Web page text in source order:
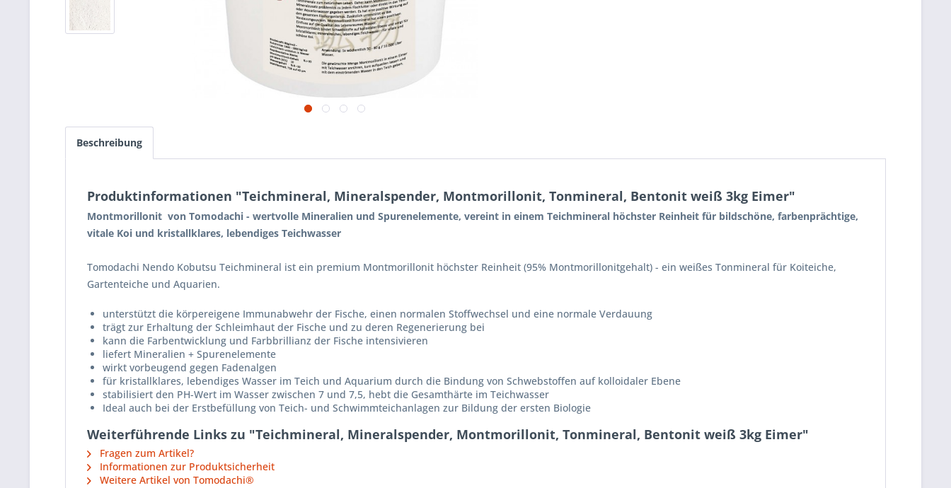
Beschreibung
Produktinformationen "Teichmineral, Mineralspender, Montmorillonit, Tonmineral, Bentonit weiß 3kg Eimer"
Montmorillonit von Tomodachi - wertvolle Mineralien und Spurenelemente, vereint in einem Teichmineral höchster Reinheit für bildschöne, farbenprächtige,
vitale Koi und kristallklares, lebendiges Teichwasser
Tomodachi Nendo Kobutsu Teichmineral ist ein premium Montmorillonit höchster Reinheit (95% Montmorillonitgehalt) - ein weißes Tonmineral für Koiteiche,
Gartenteiche und Aquarien.
unterstützt die körpereigene Immunabwehr der Fische, einen normalen Stoffwechsel und eine normale Verdauung
trägt zur Erhaltung der Schleimhaut der Fische und zu deren Regenerierung bei
kann die Farbentwicklung und Farbbrillianz der Fische intensivieren
liefert Mineralien + Spurenelemente
wirkt vorbeugend gegen Fadenalgen
für kristallklares, lebendiges Wasser im Teich und Aquarium durch die Bindung von Schwebstoffen auf kolloidaler Ebene
stabilisiert den PH-Wert im Wasser zwischen 7 und 7,5, hebt die Gesamthärte im Teichwasser
Ideal auch bei der Erstbefüllung von Teich- und Schwimmteichanlagen zur Bildung der ersten Biologie
Weiterführende Links zu "Teichmineral, Mineralspender, Montmorillonit, Tonmineral, Bentonit weiß 3kg Eimer"
Fragen zum Artikel?
Informationen zur Produktsicherheit
Weitere Artikel von Tomodachi®